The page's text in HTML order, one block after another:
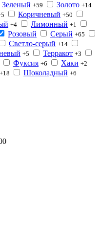
Зеленый +59 Золото +14
Коричневый +50
+4 Лимонный +1
Розовый Серый +65
Светло-серый +14
+5 Терракот +3
Фуксия +6 Хаки +2
+18 Шоколадный +6